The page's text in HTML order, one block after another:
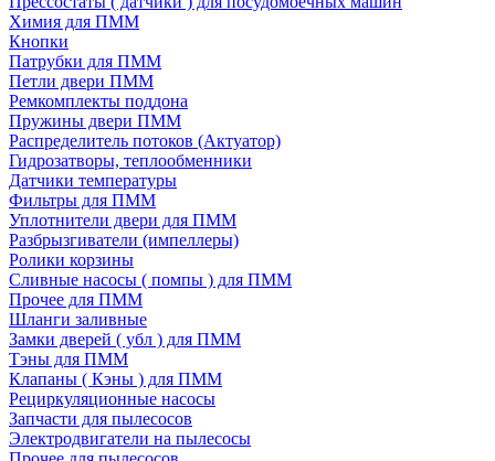
Химия для ПММ
Кнопки
Патрубки для ПММ
Петли двери ПММ
Ремкомплекты поддона
Пружины двери ПММ
Распределитель потоков (Актуатор)
Гидрозатворы, теплообменники
Датчики температуры
Фильтры для ПММ
Уплотнители двери для ПММ
Разбрызгиватели (импеллеры)
Ролики корзины
Сливные насосы ( помпы ) для ПММ
Прочее для ПММ
Шланги заливные
Замки дверей ( убл ) для ПММ
Тэны для ПММ
Клапаны ( Кэны ) для ПММ
Рециркуляционные насосы
Запчасти для пылесосов
Электродвигатели на пылесосы